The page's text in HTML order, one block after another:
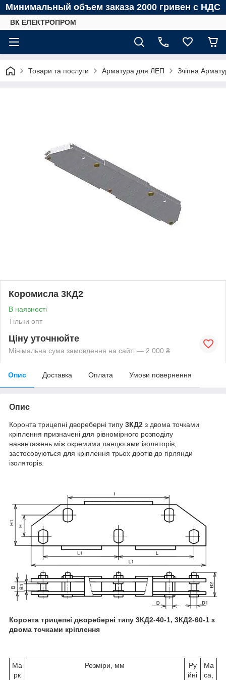
Минимальный объем заказа 2000 гривен с НДС
ВК ЕЛЕКТРОПРОМ
Товари та послуги Арматура для ЛЕП Зчіпна
Коромисла 3КД2
В наявності
Тільки опт
Ціну уточнюйте
Мінімальна сума замовлення на сайті — 2 000 ₴
Опис Доставка Оплата Умови повернення
Опис
Коронта трицепні двореберні типу 3КД2 з двома точками
кріплення призначені для рівномірного розподілу
навантажень між окремими ланцюгами ізоляторів,
застосовуються для кріплення трьох дротів до гірлянди
ізоляторів.
Коронта трицепні двореберні типу 3КД2-40-1, 3КД2-60-1 з
двома точками кріплення
Ма
рк
Розміри, мм
Ру
йні
Ма
са,